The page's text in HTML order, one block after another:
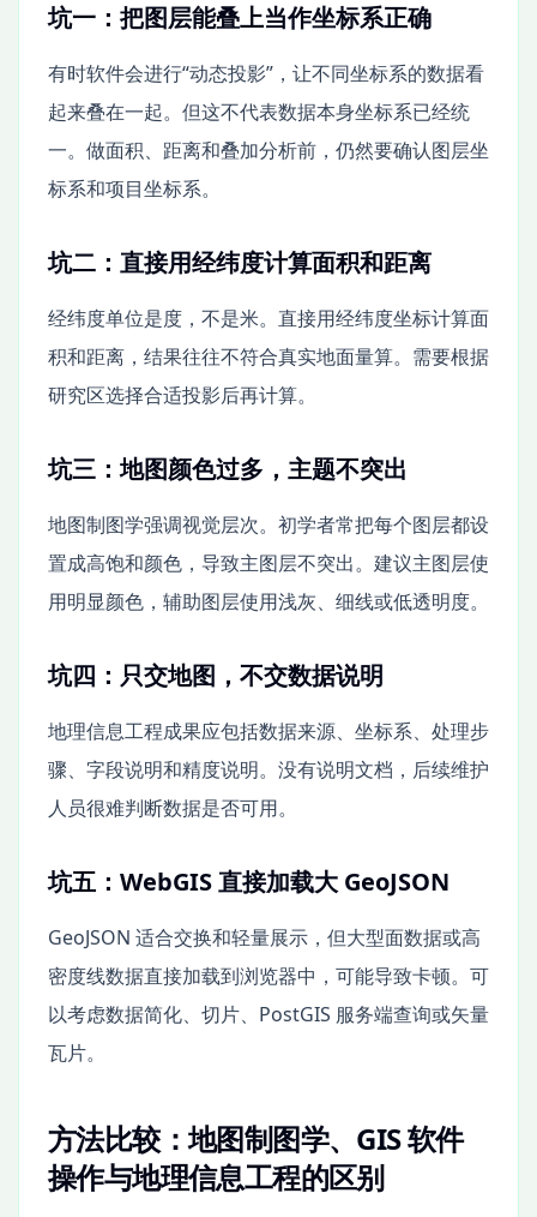
坑一：把图层能叠上当作坐标系正确
有时软件会进行“动态投影”，让不同坐标系的数据看
起来叠在一起。但这不代表数据本身坐标系已经统
一。做面积、距离和叠加分析前，仍然要确认图层坐
标系和项目坐标系。
坑二：直接用经纬度计算面积和距离
经纬度单位是度，不是米。直接用经纬度坐标计算面
积和距离，结果往往不符合真实地面量算。需要根据
研究区选择合适投影后再计算。
坑三：地图颜色过多，主题不突出
地图制图学强调视觉层次。初学者常把每个图层都设
置成高饱和颜色，导致主图层不突出。建议主图层使
用明显颜色，辅助图层使用浅灰、细线或低透明度。
坑四：只交地图，不交数据说明
地理信息工程成果应包括数据来源、坐标系、处理步
骤、字段说明和精度说明。没有说明文档，后续维护
人员很难判断数据是否可用。
坑五：WebGIS 直接加载大 GeoJSON
GeoJSON 适合交换和轻量展示，但大型面数据或高
密度线数据直接加载到浏览器中，可能导致卡顿。可
以考虑数据简化、切片、PostGIS 服务端查询或矢量
瓦片。
方法比较：地图制图学、GIS 软件
操作与地理信息工程的区别